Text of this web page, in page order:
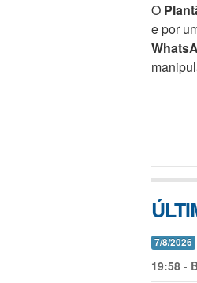
O
e por
7/8/2026
19:58 -